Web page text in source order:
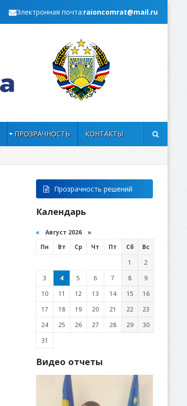
Электронная почта:raioncomrat@mail.ru
ПРОЗРАЧНОСТЬ КОНТАКТЫ
Прозрачность решений
Календарь
« Август 2026 »
Пн
Вт Ср Чт Пт Сб
Вс
1
2
3
4 5 6 7 8
9
10
11 12 13 14 15
16
17
18 19 20 21 22
23
24
25 26 27 28 29
30
31
Видео отчеты